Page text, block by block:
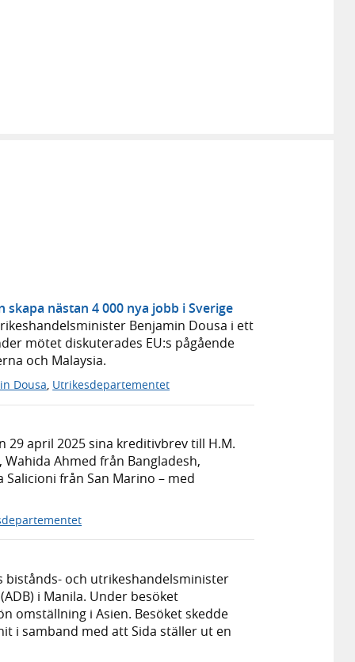
nästan 4 000 nya jobb i Sverige
Benjamin Dousa i ett
mötet diskuterades EU:s pågående
och Malaysia.
Dousa, Utrikesdepartementet
april 2025 sina kreditivbrev till H.M.
Ahmed från Bangladesh,
från San Marino – med
bistånds- och utrikeshandelsminister
i Manila. Under besöket
omställning i Asien. Besöket skedde
i samband med att Sida ställer ut en